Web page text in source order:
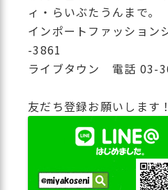
ィ・らいぶたうんまで。
インポートファッショ
-3861
ライブタウン 電話 03-
友だち登録お願いします！